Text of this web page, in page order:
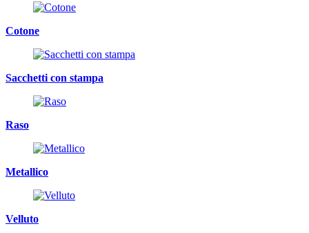
Cotone
Sacchetti con stampa
Raso
Metallico
Velluto